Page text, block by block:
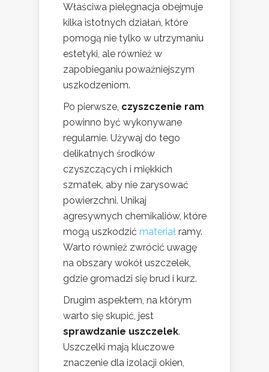
Właściwa pielęgnacja obejmuje
kilka istotnych działań, które
pomogą nie tylko w utrzymaniu
estetyki, ale również w
zapobieganiu poważniejszym
uszkodzeniom.
Po pierwsze, czyszczenie ram
powinno być wykonywane
regularnie. Używaj do tego
delikatnych środków
czyszczących i miękkich
szmatek, aby nie zarysować
powierzchni. Unikaj
agresywnych chemikaliów, które
mogą uszkodzić materiał ramy.
Warto również zwrócić uwagę
na obszary wokół uszczelek,
gdzie gromadzi się brud i kurz.
Drugim aspektem, na którym
warto się skupić, jest
sprawdzanie uszczelek.
Uszczelki mają kluczowe
znaczenie dla izolacji okien,